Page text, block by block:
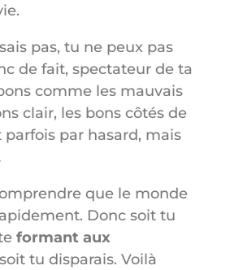
pas, tu ne peux pas
de fait, spectateur de ta
comme les mauvais
clair, les bons côtés de
par hasard, mais
que le monde
Donc soit tu
formant aux
tu disparais. Voilà